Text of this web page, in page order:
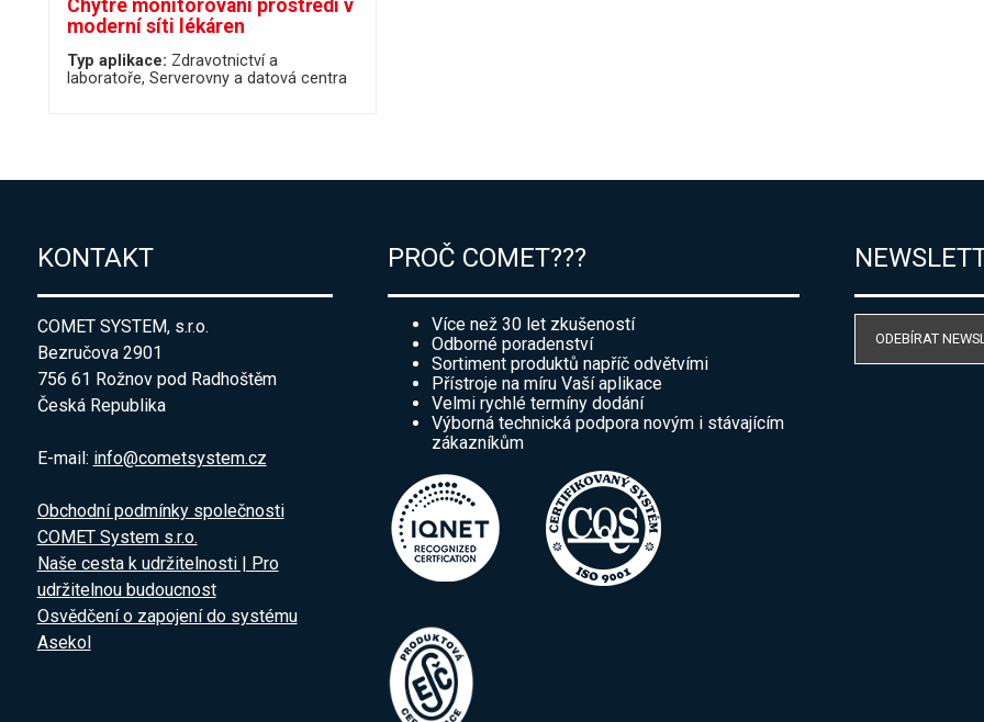
Chytré monitorování prostředí v
moderní síti lékáren
Typ aplikace: Zdravotnictví a
laboratoře Serverovny a datová centra
KONTAKT
COMET SYSTEM, s.r.o.
Bezručova 2901
756 61 Rožnov pod Radhoštěm
Česká Republika
E-mail: info@cometsystem.cz
Obchodní podmínky společnosti
COMET System s.r.o.
Naše cesta k udržitelnosti | Pro
udržitelnou budoucnost
Osvědčení o zapojení do systému
Asekol
PROČ COMET???
Více než 30 let zkušeností
Odborné poradenství
Sortiment produktů napříč odvětvími
Přístroje na míru Vaší aplikace
Velmi rychlé termíny dodání
Výborná technická podpora novým i stávajícím
zákazníkům
ODEBÍRAT